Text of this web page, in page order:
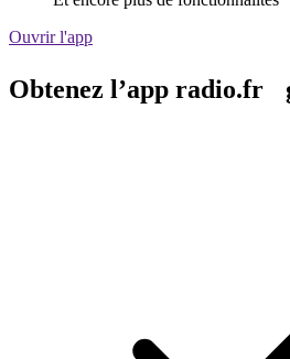
Ouvrir l'app
Obtenez l’app radio.fr